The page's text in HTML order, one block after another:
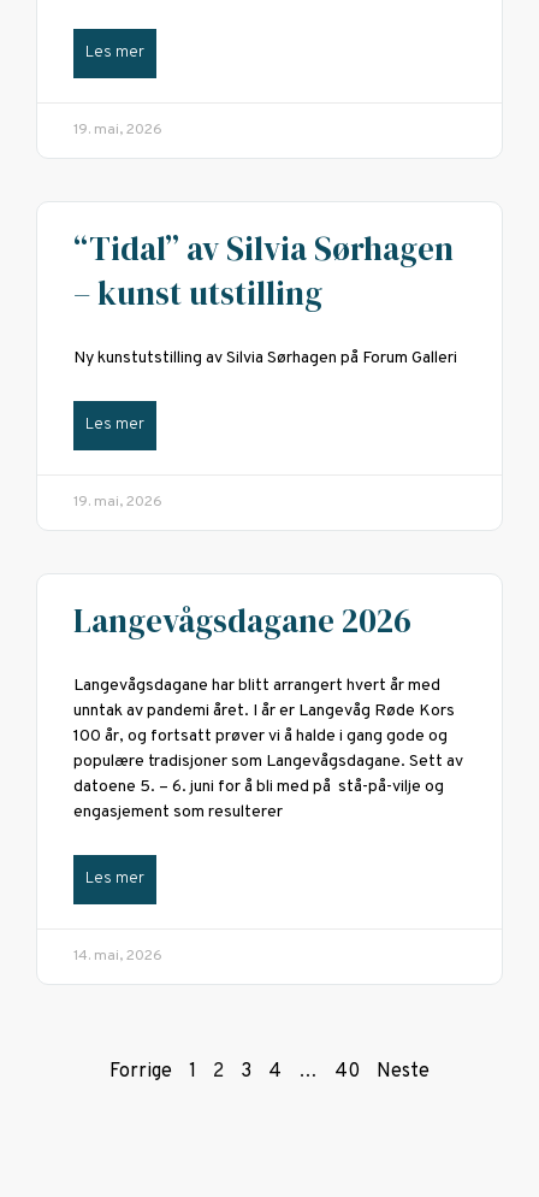
Les mer
19. mai, 2026
“Tidal” av Silvia Sørhagen
– kunst utstilling
Ny kunstutstilling av Silvia Sørhagen på Forum Galleri
Les mer
19. mai, 2026
Langevågsdagane 2026
Langevågsdagane har blitt arrangert hvert år med
unntak av pandemi året. I år er Langevåg Røde Kors
100 år, og fortsatt prøver vi å halde i gang gode og
populære tradisjoner som Langevågsdagane. Sett av
datoene 5. – 6. juni for å bli med på stå-på-vilje og
engasjement som resulterer
Les mer
14. mai, 2026
Forrige 1 2 3 4 … 40 Neste